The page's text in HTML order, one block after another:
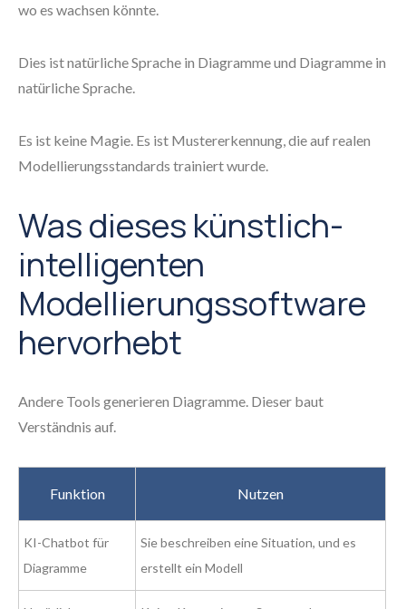
wo es wachsen könnte.
Dies ist natürliche Sprache in Diagramme und Diagramme in
natürliche Sprache.
Es ist keine Magie. Es ist Mustererkennung, die auf realen
Modellierungsstandards trainiert wurde.
Was dieses künstlich-
intelligenten
Modellierungssoftware
hervorhebt
Andere Tools generieren Diagramme. Dieser baut
Verständnis auf.
Funktion Nutzen
KI-Chatbot für
Diagramme
Sie beschreiben eine Situation, und es
erstellt ein Modell